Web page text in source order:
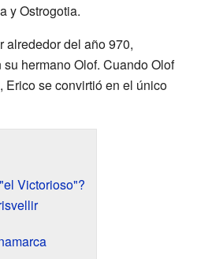
y Ostrogotia.
alrededor del año 970,
hermano Olof. Cuando Olof
se convirtió en el único
Victorioso"?